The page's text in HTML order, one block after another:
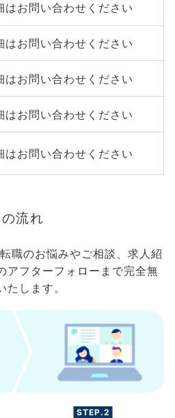
はお問い合わせください
はお問い合わせください
はお問い合わせください
はお問い合わせください
はお問い合わせください
流れ
職のお悩みやご相談、求人紹
アフターフォローまで完全無
します。
STEP.2